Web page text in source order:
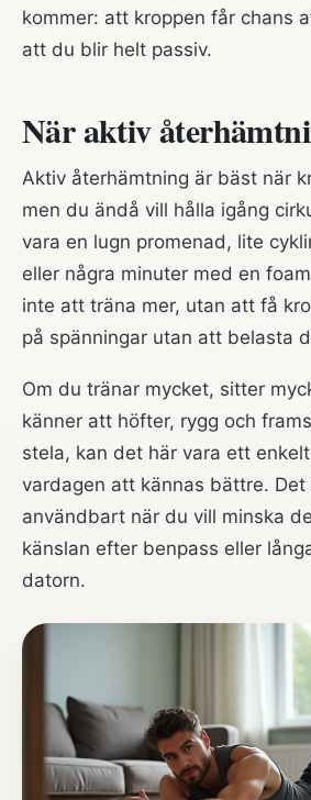
kommer: att kroppen får chans
att du blir helt passiv.
När aktiv
Aktiv återhämtning är bäst när
men du ändå vill hålla igång
vara en lugn promenad, lite
eller några minuter med en
inte att träna mer, utan att få
på spänningar utan att belasta
Om du tränar mycket, sitter
känner att höfter, rygg och
stela, kan det här vara ett
vardagen att kännas bättre. Det
användbart när du vill minska
känslan efter benpass eller
datorn.